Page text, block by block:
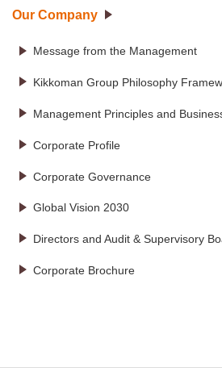
Our Company
Message from the Management
Kikkoman Group Philosophy
Management Principles and
Corporate Profile
Corporate Governance
Global Vision 2030
Directors and Audit & Supervisory
Corporate Brochure